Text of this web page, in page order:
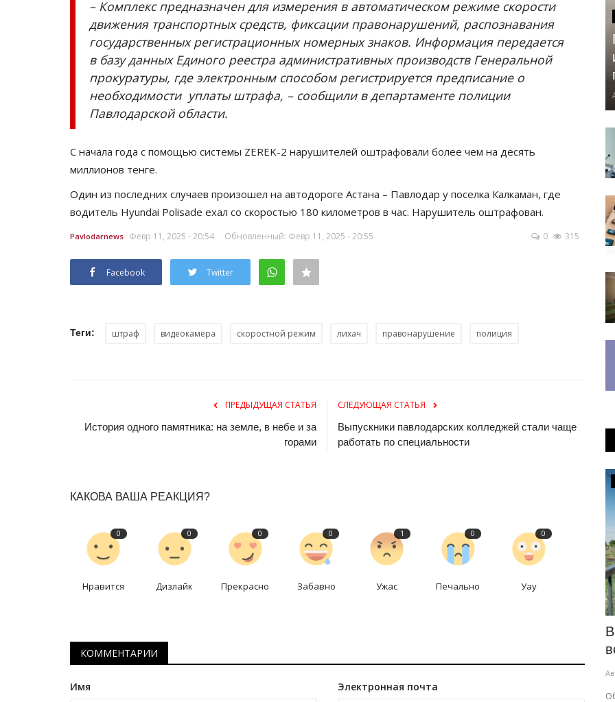
– Комплекс предназначен для измерения в автоматическом режиме скорости
движения транспортных средств, фиксации правонарушений, распознавания
государственных регистрационных номерных знаков. Информация передается
в базу данных Единого реестра административных производств Генеральной
прокуратуры, где электронным способом регистрируется предписание о
необходимости уплаты штрафа, – сообщили в департаменте полиции
Павлодарской области.
С начала года с помощью системы ZEREK-2 нарушителей оштрафовали более чем на десять
миллионов тенге.
Один из последних случаев произошел на автодороге Астана – Павлодар у поселка Калкаман, где
водитель Hyundai Polisade ехал со скоростью 180 километров в час. Нарушитель оштрафован.
Pavlodarnews Февр 11, 2025 - 20:54 Обновленный: Февр 11, 2025 - 20:55 0 315
Facebook Twitter
Теги: штраф видеокамера скоростной режим лихач правонарушение полиция
ПРЕДЫДУЩАЯ СТАТЬЯ
История одного памятника: на земле, в небе и за
горами
СЛЕДУЮЩАЯ СТАТЬЯ
Выпускники павлодарских колледжей стали чаще
работать по специальности
КАКОВА ВАША РЕАКЦИЯ?
0
Нравится
0
Дизлайк
0
Прекрасно
0
Забавно
1
Ужас
0
Печально
0
Уау
КОММЕНТАРИИ
Имя Электронная почта
павлодарцев при краже, грабеже,...
Список рекомендаций на основе практики
Изношенные тепловые сети заменяют современными